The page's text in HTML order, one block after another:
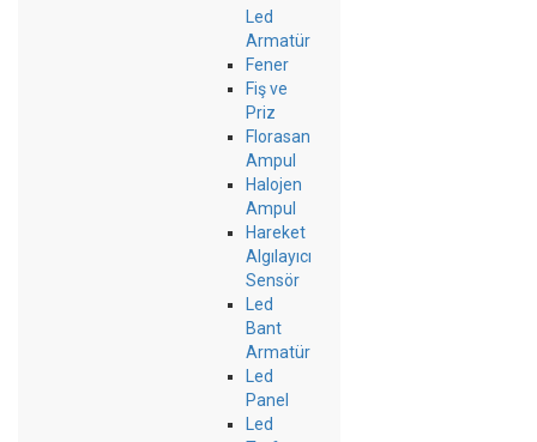
Led
Armatür
Fener
Fiş ve
Priz
Florasan
Ampul
Halojen
Ampul
Hareket
Algılayıcı
Sensör
Led
Bant
Armatür
Led
Panel
Led